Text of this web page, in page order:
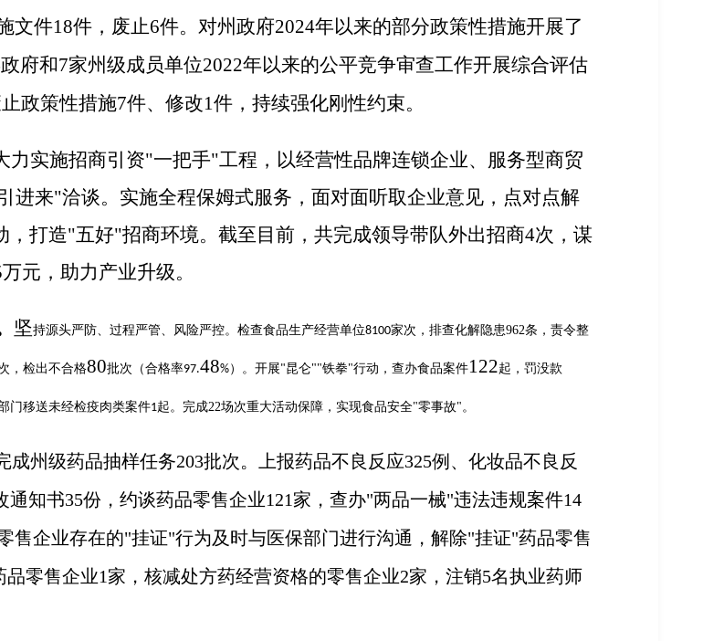
文件18件，废止6件。 对州政府2024年以来的部分政策性措施开展了
府和7家州级成员单位2022年以来的公平竞争审查工作开展综合评估
政策性措施7件、修改1件，持续强化刚性约束。
力实施招商引资"一把手"工程，以经营性品牌连锁企业、服务型商贸
进来"洽谈。实施全程保姆式服务，面对面听取企业意见，点对点解
打造"五好"招商环境。截至目前，共完成领导带队外出招商4次，谋
元， 助力产业升级。
坚持源头严防、过程严管、风险严控。检查食品生产经营单位8100家次，排查化解隐患962条，责令整
，检出不合格80批次（合格率97.48%）。 开展"昆仑""铁拳"行动 ， 查办食品案件122起，罚没款
门移送未经检疫肉类案件1起。完成22场次重大活动保障，实现食品安全"零事故"。
成州级药品抽样任务203批次。上报药品不良反应325例、化妆品不良反
知书35份，约谈药品零售企业121家，查办"两品一械"违法违规案件14
售企业存在的"挂证"行为及时与医保部门进行沟通，解除"挂证"药品零售
品零售企业1家，核减处方药经营资格的零售企业2家，注销5名执业药师